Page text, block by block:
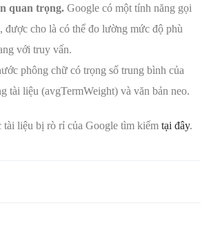
quan trọng. Google có một tính năng gọi
được cho là có thể đo lường mức độ phù
với truy vấn.
phông chữ có trọng số trung bình của
tài liệu (avgTermWeight) và văn bản neo.
tài liệu bị rò rỉ của Google tìm kiếm tại đây.